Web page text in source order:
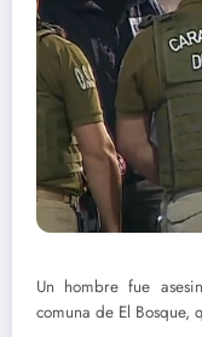
Un hombre fue
comuna de El Bosque,